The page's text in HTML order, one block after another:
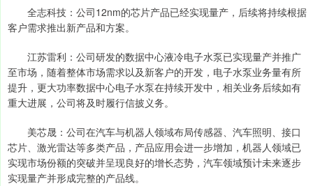
全志科技：公司12nm的芯片产品已经实现量产，后续将持续根据
客户需求推出新产品和方案。
江苏雷利：公司研发的数据中心液冷电子水泵已实现量产并推广
至市场，随着整体市场需求以及新客户的开发，电子水泵业务量有所
提升，更大功率数据中心电子水泵在持续开发中，相关业务后续如有
重大进展，公司将及时履行信披义务。
美芯晟：公司在汽车与机器人领域布局传感器、汽车照明、接口
芯片、激光雷达等多类产品，产品应用会进一步增加，机器人领域已
实现市场份额的突破并呈现良好的增长态势，汽车领域预计未来逐步
实现量产并形成完整的产品线。